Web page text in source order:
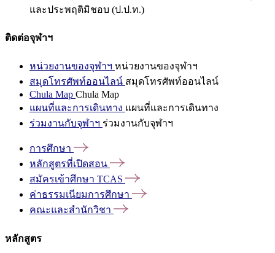
และประพฤติมิชอบ (ป.ป.ท.)
ติดต่อจุฬาฯ
หน่วยงานของจุฬาฯ หน่วยงานของจุฬาฯ
สมุดโทรศัพท์ออนไลน์ สมุดโทรศัพท์ออนไลน์
Chula Map Chula Map
แผนที่และการเดินทาง แผนที่และการเดินทาง
ร่วมงานกับจุฬาฯ ร่วมงานกับจุฬาฯ
การศึกษา
หลักสูตรที่เปิดสอน
สมัครเข้าศึกษา TCAS
ค่าธรรมเนียมการศึกษา
คณะและสำนักวิชา
หลักสูตร